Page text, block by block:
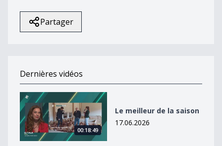
Partager
Dernières vidéos
Le meilleur de la saison
00:18:49
Le meilleur de la saison
17.06.2026